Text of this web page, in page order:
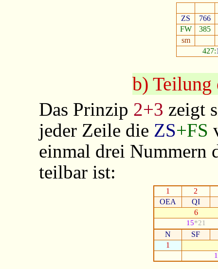
ZS
766
FW
385
sm
427:
b) Teilung
Das Prinzip 2+3 zeigt
jeder Zeile die ZS+FS
einmal drei Nummern
teilbar ist:
1
2
OEA
QI
6
15*21
N
SF
1